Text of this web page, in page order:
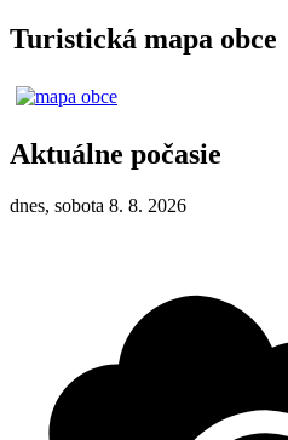
Turistická mapa obce
Aktuálne počasie
dnes, sobota 8. 8. 2026